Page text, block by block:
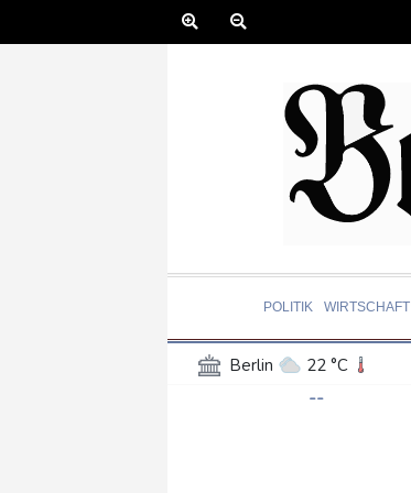
POLITIK WIRTSCHAFT
Berlin 22 °C
Frankfurt am Main
--